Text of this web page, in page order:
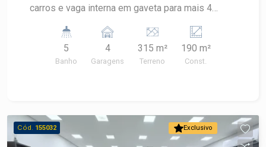
carros e vaga interna em gaveta para mais 4
vidro blindex, copa, 2 banheiros. Piso superior, 3
salas, 1 com sacada para rua e 1 banheiro.
Corredor lateral com banheiro, Edícula completa
5
Banho
4
Garagens
315 m²
Terreno
190 m²
Const.
Exclusivo
Cód. 155032